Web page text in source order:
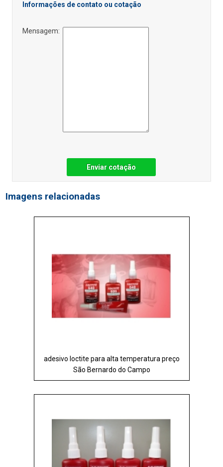
Informações de contato ou cotação
Mensagem:
Enviar cotação
Imagens relacionadas
adesivo loctite para alta temperatura preço
São Bernardo do Campo